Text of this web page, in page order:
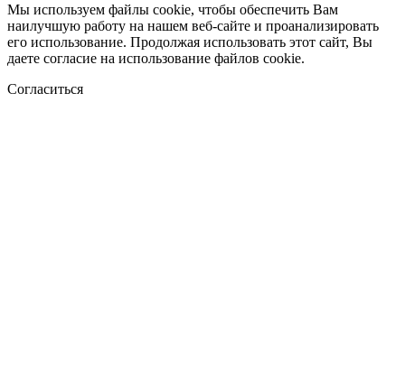
Мы используем файлы cookie, чтобы обеспечить Вам
наилучшую работу на нашем веб-сайте и проанализировать
его использование. Продолжая использовать этот сайт, Вы
даете согласие на использование файлов cookie.
Согласиться